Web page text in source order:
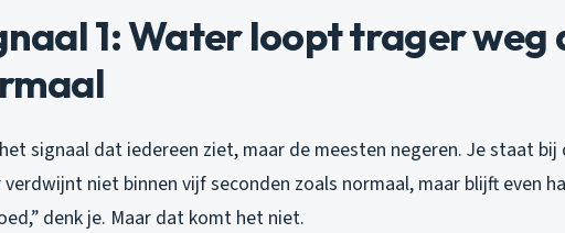
1: Water loopt trager weg
signaal dat iedereen ziet, maar de meesten negeren. Je staat
niet binnen vijf seconden zoals normaal, maar blijft even
denk je. Maar dat komt het niet.